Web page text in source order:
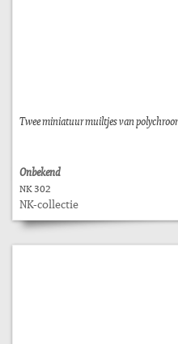
Twee miniatuur muiltjes van
Onbekend
NK 302
NK-collectie